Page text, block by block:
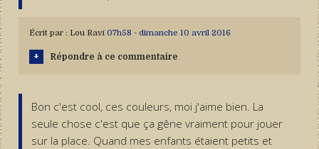
Écrit par : Lou Ravi 07h58 - dimanche 10 avril 2016
Répondre à ce commentaire
Bon c'est cool, ces couleurs, moi j'aime bien. La
seule chose c'est que ça gêne vraiment pour jouer
sur la place. Quand mes enfants étaient petits et